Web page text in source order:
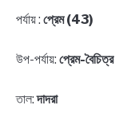
পর্যায় : প্রেম (43)
উপ-পর্যায়: প্রেম-বৈচিত্র
তাল:দাদরা